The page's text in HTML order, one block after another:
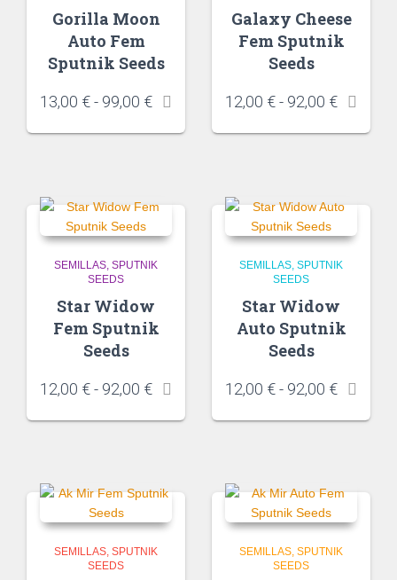
Gorilla Moon
Auto Fem
Sputnik Seeds
13,00 €- 99,00 €
Galaxy Cheese
Fem Sputnik
Seeds
12,00 €- 92,00 €
SEMILLAS SPUTNIK
SEEDS
Star Widow
Fem Sputnik
Seeds
12,00 €- 92,00 €
SEMILLAS SPUTNIK
SEEDS
Star Widow
Auto Sputnik
Seeds
12,00 €- 92,00 €
SEMILLAS SPUTNIK
SEEDS
SEMILLAS SPUTNIK
SEEDS